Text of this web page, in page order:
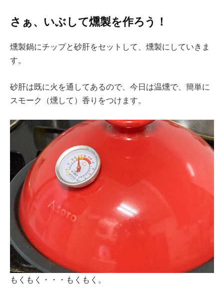
さぁ、いぶして燻製を作ろう！
燻製鍋にチップと砂肝をセットして、燻製にしていきま
す。
砂肝は既に火を通してあるので、今日は温燻で、簡単に
スモーク（燻して）香りをつけます。
もくもく・・・もくもく。